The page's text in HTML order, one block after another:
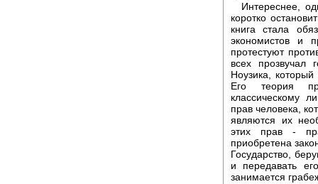
Интереснее,
коротко
книга стала
экономистов и
протестуют
всех прозвучал
Ноузика,
Его теория
классическому
прав человека,
являются их
этих прав -
приобретена
Государство,
и передавать
занимается